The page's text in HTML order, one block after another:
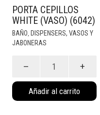
PORTA CEPILLOS
WHITE (VASO) (6042)
BAÑO, DISPENSERS, VASOS Y
JABONERAS
cepillos
(Vaso)
(6042)
cantidadAñadir al carrito